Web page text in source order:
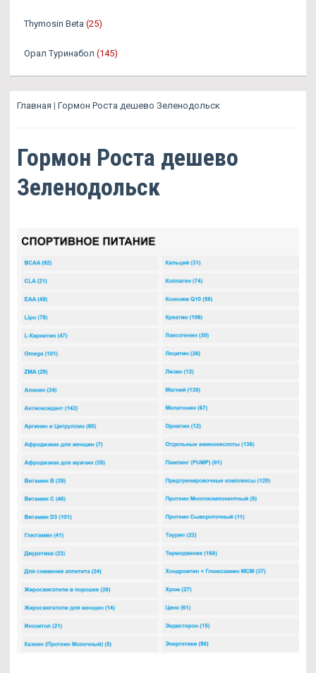
Thymosin Beta (25)
Орал Туринабол (145)
Главная | Гормон Роста дешево Зеленодольск
Гормон Роста дешево
Зеленодольск